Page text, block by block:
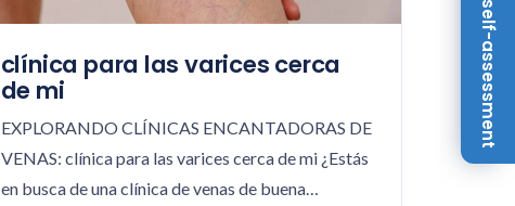
clínica para las varices cerca
de mi
EXPLORANDO CLÍNICAS ENCANTADORAS DE
VENAS: clínica para las varices cerca de mi ¿Estás
en busca de una clínica de venas de buena…